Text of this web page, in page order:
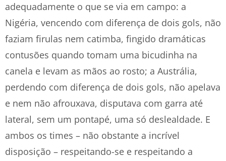
adequadamente o que se via em campo: a
Nigéria, vencendo com diferença de dois gols, não
faziam firulas nem catimba, fingido dramáticas
contusões quando tomam uma bicudinha na
canela e levam as mãos ao rosto; a Austrália,
perdendo com diferença de dois gols, não apelava
e nem não afrouxava, disputava com garra até
lateral, sem um pontapé, uma só deslealdade. E
ambos os times – não obstante a incrível
disposição – respeitando-se e respeitando a